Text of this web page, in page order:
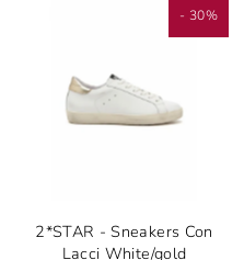
- 30%
2*STAR - Sneakers Con
Lacci White/gold